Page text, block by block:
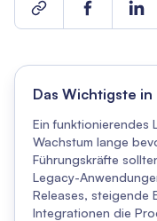
Das Wichtigste in
Ein funktionierendes
Wachstum lange
Führungskräfte
Legacy-
Releases, steigende
Integrationen die